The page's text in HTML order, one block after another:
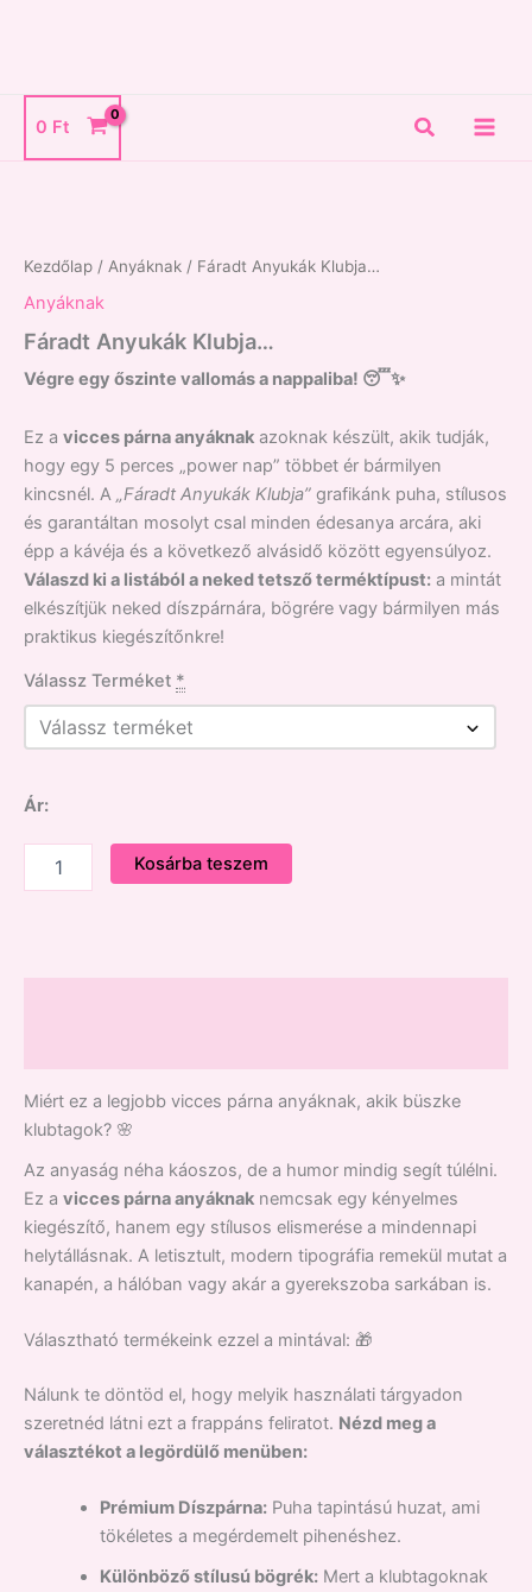
0 Ft Search
Kezdőlap / Anyáknak / Fáradt Anyukák Klubja…
Anyáknak
Fáradt Anyukák Klubja…
Végre egy őszinte vallomás a nappaliba! 😴✨
Ez a vicces párna anyáknak azoknak készült, akik tudják,
hogy egy 5 perces „power nap” többet ér bármilyen
kincsnél. A „Fáradt Anyukák Klubja” grafikánk puha, stílusos
és garantáltan mosolyt csal minden édesanya arcára, aki
épp a kávéja és a következő alvásidő között egyensúlyoz.
Válaszd ki a listából a neked tetsző terméktípust: a mintát
elkészítjük neked díszpárnára, bögrére vagy bármilyen más
praktikus kiegészítőnkre!
Válassz Terméket *
Ár:
Kosárba teszem
Miért ez a legjobb vicces párna anyáknak, akik büszke
klubtagok? 🌸
Az anyaság néha káoszos, de a humor mindig segít túlélni.
Ez a vicces párna anyáknak nemcsak egy kényelmes
kiegészítő, hanem egy stílusos elismerése a mindennapi
helytállásnak. A letisztult, modern tipográfia remekül mutat a
kanapén, a hálóban vagy akár a gyerekszoba sarkában is.
Választható termékeink ezzel a mintával: 🎁
Nálunk te döntöd el, hogy melyik használati tárgyadon
szeretnéd látni ezt a frappáns feliratot. Nézd meg a
választékot a legördülő menüben:
Prémium Díszpárna:Puha tapintású huzat, ami
tökéletes a megérdemelt pihenéshez.
Különböző stílusú bögrék:Mert a klubtagoknak